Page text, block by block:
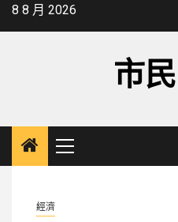
Skip8 8 月 2026
市
Primary
Menu
經濟